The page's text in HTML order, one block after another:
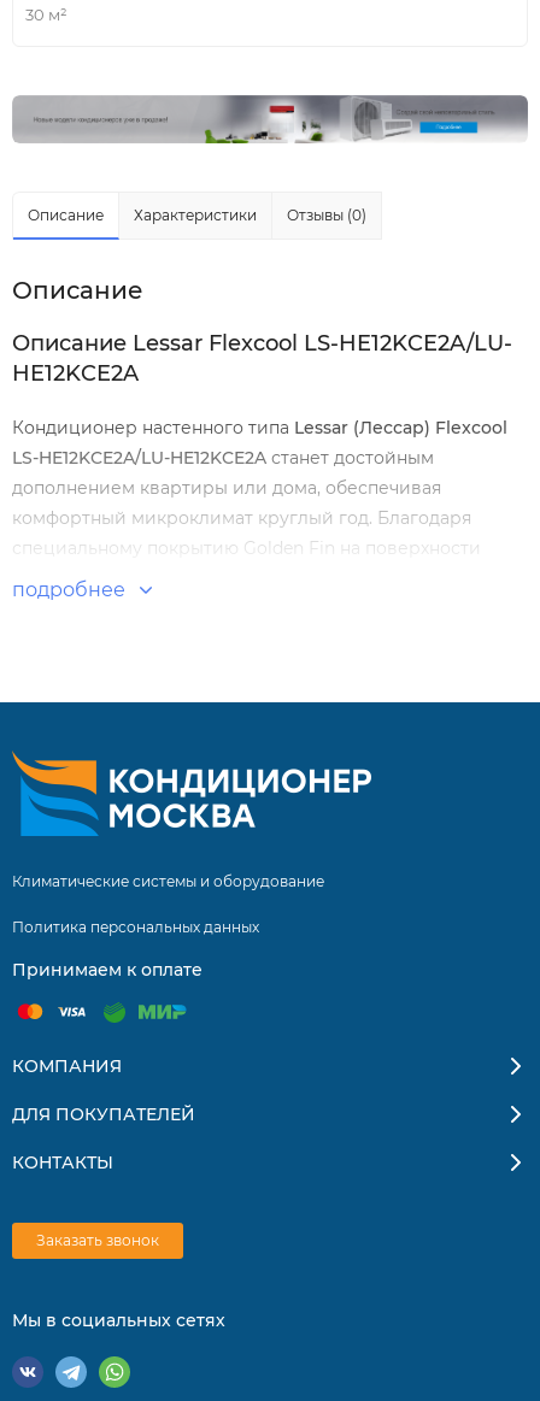
30 м²
Описание Характеристики Отзывы (0)
Описание
Описание Lessar Flexcool LS-HE12KCE2A/LU-
HE12KCE2A
Кондиционер настенного типа Lessar (Лессар) Flexcool
LS-HE12KCE2A/LU-HE12KCE2A станет достойным
дополнением квартиры или дома, обеспечивая
комфортный микроклимат круглый год. Благодаря
специальному покрытию Golden Fin на поверхности
теплообменника, процесс кондиционирования
Режим вентиляции
Режим осушения
Умный старт
Таймер
Регулировка скорости вентилятора
Светодиодный дисплей
Двойной автосвинг
Контроль количества хладагента
Задержка пуска компрессора
подробнее
Климатические системы и оборудование
Политика персональных данных
Принимаем к оплате
КОМПАНИЯ
ДЛЯ ПОКУПАТЕЛЕЙ
КОНТАКТЫ
Заказать звонок
Мы в социальных сетях